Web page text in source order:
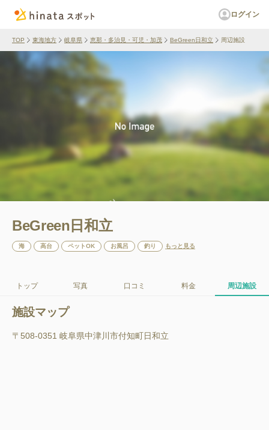
ログイン
TOP 東海地方 岐阜県 恵那・多治見・可児・加茂 BeGreen日和立 周辺施設
BeGreen日和立
海 高台 ペットOK お風呂 釣り もっと見る
トップ 写真 口コミ 料金 周辺施設
施設マップ
〒508-0351 岐阜県中津川市付知町日和立